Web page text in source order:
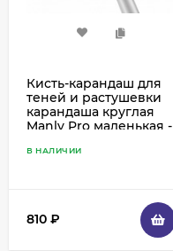
Кисть-карандаш для
теней и растушевки
карандаша круглая
Manly Pro маленькая -
В НАЛИЧИИ
810 ₽